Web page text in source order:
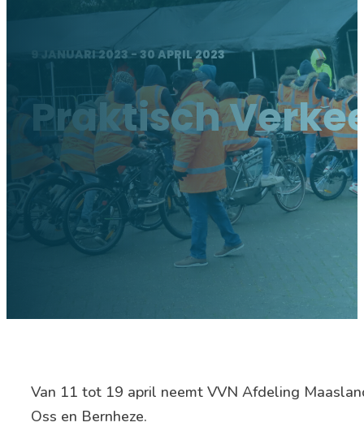
9 JANUARI 2023 - 30 APRIL 2023
Praktisch
Van 11 tot 19 april neemt VVN Afdeling
Oss en Bernheze.